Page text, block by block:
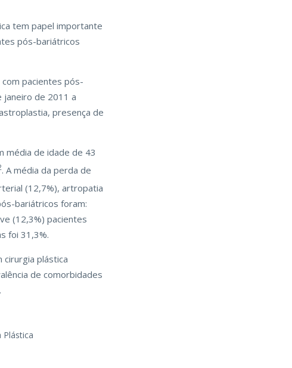
tem papel importante
pós-bariátricos
pacientes pós-
janeiro de 2011 a
presença de
média de idade de 43
. A média da perda de
(12,7%), artropatia
bariátricos foram:
(12,3%) pacientes
foi 31,3%.
plástica
de comorbidades
Plástica